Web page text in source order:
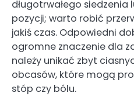
długotrwałego siedzenia
pozycji; warto robić
jakiś czas. Odpowiedni
ogromne znaczenie dla
należy unikać zbyt
obcasów, które mogą
stóp czy bólu.